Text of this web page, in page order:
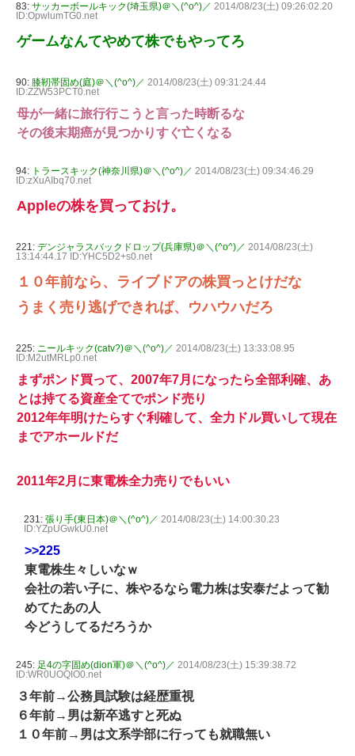
83: サッカーボールキック(埼玉県)＠＼(^o^)／ 2014/08/23(土) 09:26:02.20
ID:OpwlumTG0.net
ゲームなんてやめて株でもやってろ
90: 膝靭帯固め(庭)＠＼(^o^)／ 2014/08/23(土) 09:31:24.44
ID:ZZW53PCT0.net
母が一緒に旅行行こうと言った時断るな
その後末期癌が見つかりすぐ亡くなる
94: トラースキック(神奈川県)＠＼(^o^)／ 2014/08/23(土) 09:34:46.29
ID:zXuAIbq70.net
Appleの株を買っておけ。
221: デンジャラスバックドロップ(兵庫県)＠＼(^o^)／ 2014/08/23(土)
13:14:44.17 ID:YHC5D2+s0.net
１０年前なら、ライブドアの株買っとけだな
うまく売り逃げできれば、ウハウハだろ
225: ニールキック(catv?)＠＼(^o^)／ 2014/08/23(土) 13:33:08.95
ID:M2utMRLp0.net
まずポンド買って、2007年7月になったら全部利確、あ
とは持てる資産全てでポンド売り
2012年年明けたらすぐ利確して、全力ドル買いして現在
までアホールドだ
2011年2月に東電株全力売りでもいい
231: 張り手(東日本)＠＼(^o^)／ 2014/08/23(土) 14:00:30.23
ID:YZpUGwkU0.net
>>225
東電株生々しいなｗ
会社の若い子に、株やるなら電力株は安泰だよって勧
めてたあの人
今どうしてるだろうか
245: 足4の字固め(dion軍)＠＼(^o^)／ 2014/08/23(土) 15:39:38.72
ID:WR0UOQIO0.net
３年前→公務員試験は経歴重視
６年前→男は新卒逃すと死ぬ
１０年前→男は文系学部に行っても就職無い